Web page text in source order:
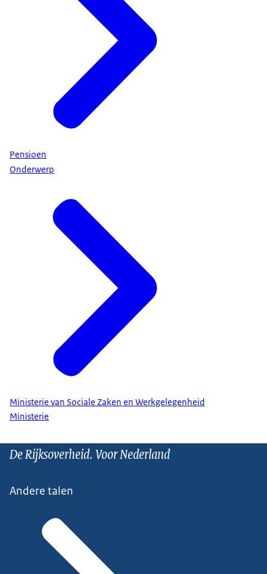
Pensioen
Onderwerp
Ministerie van Sociale Zaken en Werkgelegenheid
Ministerie
De Rijksoverheid. Voor Nederland
Andere talen